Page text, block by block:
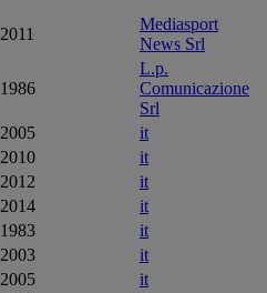
2011
Mediasport
News Srl
1986
L.p.
Comunicazione
Srl
2005
it
2010
it
2012
it
2014
it
1983
it
2003
it
2005
it